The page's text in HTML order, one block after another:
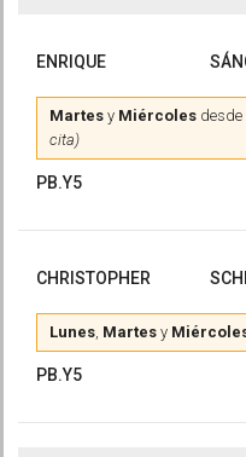
ENRIQUE
Martes y Miércoles desde
cita)
PB.Y5
CHRISTOPHER
Lunes, Martes y
PB.Y5